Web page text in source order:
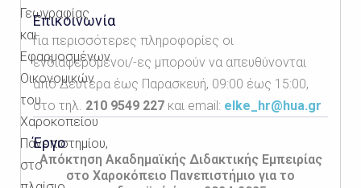
Γεωγραφίας
και
Εφαρμοσμένων
Οικονομικών
του
Χαροκοπείου
Πανεπιστημίου,
στο
Επικοινωνία
Για περισσότερες πληροφορίες οι
ενδιαφερόμενοι/-ες μπορούν να απευθύνονται
από Δευτέρα έως Παρασκευή, 09:00 έως 15:00,
στο τηλ. 210 9549 227 και email: elke_hr@hua.gr
Έργο
Απόκτηση Ακαδημαϊκής Διδακτικής Εμπειρίας
στο Χαροκόπειο Πανεπιστήμιο για το